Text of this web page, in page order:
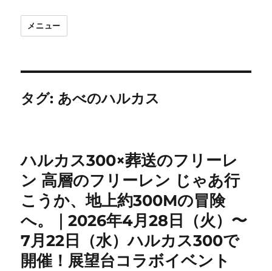
メニュー
タグ: あべのハルカス
ハルカス300×葬送のフリーレ
ン 高層のフリーレン じゃあ行
こうか、地上約300Mの冒険
へ。｜2026年4月28日（火）〜
7月22日（水）ハルカス300で
開催！展望台コラボイベント